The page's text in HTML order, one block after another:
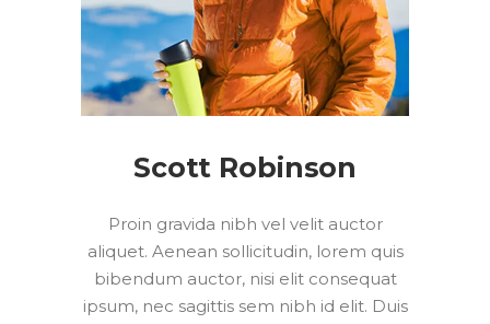
Scott Robinson
Proin gravida nibh vel velit auctor
aliquet. Aenean sollicitudin, lorem quis
bibendum auctor, nisi elit consequat
ipsum, nec sagittis sem nibh id elit. Duis